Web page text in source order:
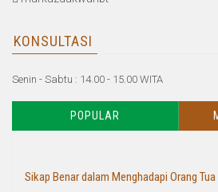
KONSULTASI
Senin - Sabtu : 14.00 - 15.00 WITA
POPULAR
Sikap Benar dalam Menghadapi Orang